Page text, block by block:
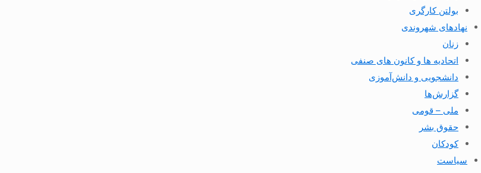
بولتن کارگری
نهادهای شهروندی
زنان
اتحادیه ها و کانون های صنفی
دانشجویی و دانش‌آموزی
گزارش‌ها
ملی – قومی
حقوق بشر
کودکان
سیاست